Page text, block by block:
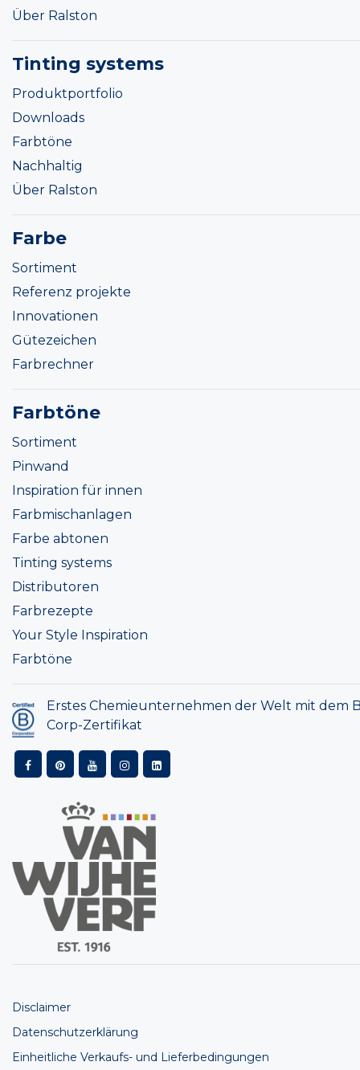
Über Ralston
Tinting systems
Produktportfolio
Downloads
Farbtöne
Nachhaltig
Über Ralston
Farbe
Sortiment
Referenz projekte
Innovationen
Gütezeichen
Farbrechner
Farbtöne
Sortiment
Pinwand
Inspiration für innen
Farbmischanlagen
Farbe abtonen
Tinting systems
Distributoren
Farbrezepte
Your Style Inspiration
Farbtöne
Erstes Chemieunternehmen der Welt mit dem
Corp-Zertifikat
Disclaimer
Datenschutzerklärung
Einheitliche Verkaufs- und Lieferbedingungen